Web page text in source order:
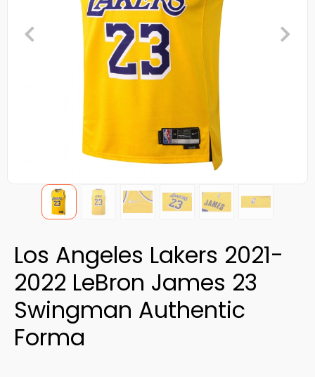
Los Angeles Lakers 2021-
2022 LeBron James 23
Swingman Authentic
Forma